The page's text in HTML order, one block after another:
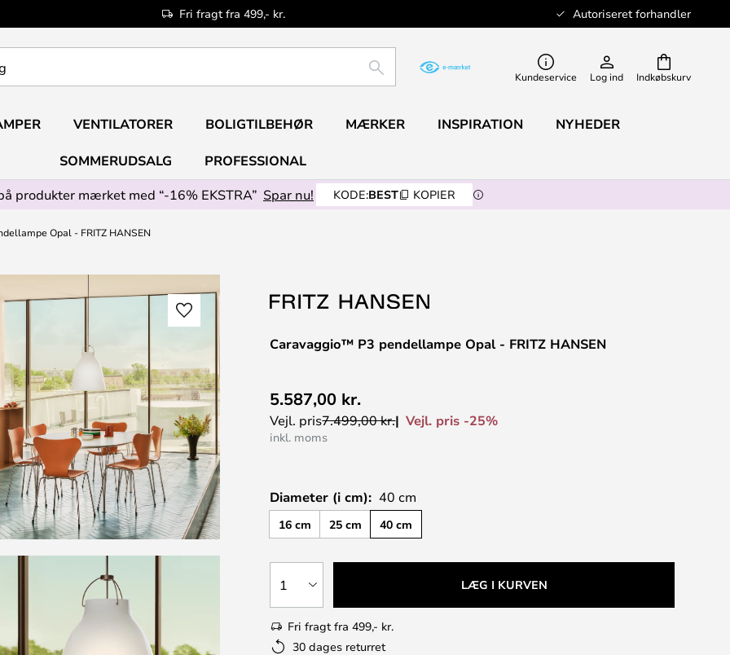
Fri fragt fra 499,- kr. Autoriseret forhandler
Indkøbskurv
SØG Kundeservice Log ind
VENTILATORER BOLIGTILBEHØR MÆRKER INSPIRATION NYHEDER
SOMMERUDSALG
PROFESSIONAL
produkter mærket med “-16% EKSTRA” Spar nu! KODE:BEST KOPIER
Opal - FRITZ HANSEN
Caravaggio™ P3 pendellampe Opal - FRITZ HANSEN
5.587,00 kr.
Vejl. pris7.499,00 kr. Vejl. pris -25%
inkl. moms
Diameter (i cm): 40 cm
16 cm 25 cm 40 cm
1 LÆG I KURVEN
Fri fragt fra 499,- kr.
30 dages returret